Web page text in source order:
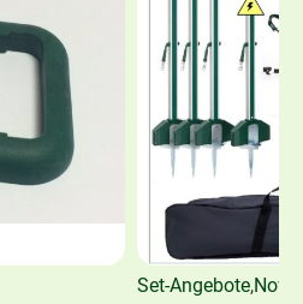
Set-Angebote,